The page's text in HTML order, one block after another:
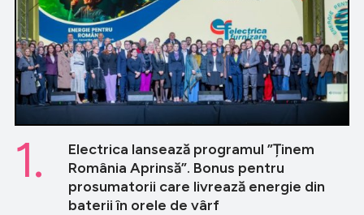
Electrica lansează programul ”Ținem
România Aprinsă”. Bonus pentru
prosumatorii care livrează energie din
baterii în orele de vârf
1.